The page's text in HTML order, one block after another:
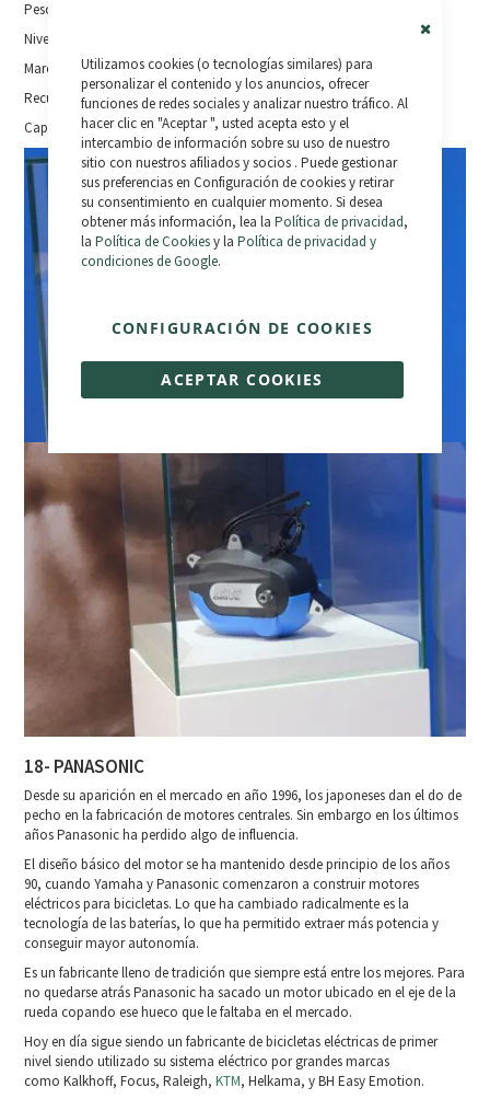
Utilizamos cookies (o tecnologías similares) para
personalizar el contenido y los anuncios, ofrecer
funciones de redes sociales y analizar nuestro tráfico. Al
hacer clic en "Aceptar ", usted acepta esto y el
intercambio de información sobre su uso de nuestro
sitio con nuestros afiliados y socios . Puede gestionar
sus preferencias en Configuración de cookies y retirar
su consentimiento en cualquier momento. Si desea
obtener más información, lea la Política de privacidad,
la Política de Cookiesy la Política de privacidad y
condiciones de Google.
ACEPTAR COOKIES
CONFIGURACIÓN DE COOKIES
Peso: 4,8 kg
Niveles de asistencia: -
Marcha atrás: No
Recuperación de energía: No
Capacidad máxima: 432 Wh
18- PANASONIC
Desde su aparición en el mercado en año 1996, los japoneses dan el do de
pecho en la fabricación de motores centrales. Sin embargo en los últimos
años Panasonic ha perdido algo de influencia.
El diseño básico del motor se ha mantenido desde principio de los años
90, cuando Yamaha y Panasonic comenzaron a construir motores
eléctricos para bicicletas. Lo que ha cambiado radicalmente es la
tecnología de las baterías, lo que ha permitido extraer más potencia y
conseguir mayor autonomía.
Es un fabricante lleno de tradición que siempre está entre los mejores. Para
no quedarse atrás Panasonic ha sacado un motor ubicado en el eje de la
rueda copando ese hueco que le faltaba en el mercado.
Hoy en día sigue siendo un fabricante de bicicletas eléctricas de primer
nivel siendo utilizado su sistema eléctrico por grandes marcas
como Kalkhoff, Focus, Raleigh,KTM, Helkama, y BH Easy Emotion.